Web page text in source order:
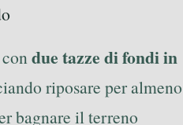
due tazze di fondi in
riposare per almeno
bagnare il terreno